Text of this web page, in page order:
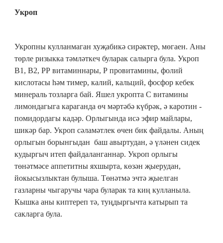
Укроп
Укропны кулланмаган хуҗабикә сирәктер, мөгаен. Аны
төрле ризыкка тәмләткеч буларак салырга була. Укроп
В1, В2, РР витаминнары, Р провитамины, фолий
кислотасы һәм тимер, калий, кальций, фосфор кебек
минераль тозларга бай. Яшел укропта С витамины
лимондагыга караганда өч мәртәбә күбрәк, ә каротин -
помидордагы кадәр. Орлыгында исә эфир майлары,
шикәр бар. Укроп сәламәтлек өчен бик файдалы. Аның
орлыгын борынгыдан баш авыртудан, ә үләнен сидек
кудыргыч итеп файдаланганнар. Укроп орлыгы
төнәтмәсе аппетитны яхшырта, көзән җыерудан,
йокысызлыктан булыша. Төнәтмә эчтә җыелган
газларны чыгаручы чара буларак та киң кулланыла.
Кышка аны киптереп тә, туңдыргычта катырып та
сакларга була.